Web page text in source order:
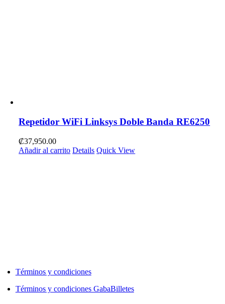
Repetidor WiFi Linksys Doble Banda RE6250
₡37,950.00
Añadir al carrito Details Quick View
Términos y condiciones
Términos y condiciones GabaBilletes